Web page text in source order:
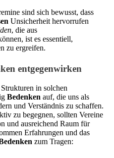
sind sich bewusst, dass
Unsicherheit hervorrufen
, die aus
ist es essentiell,
zu ergreifen.
entgegenwirken
in solchen
Bedenken auf, die uns als
und Verständnis zu schaffen.
zu begegnen, sollten Vereine
und ausreichend Raum für
Erfahrungen und das
zum Tragen: